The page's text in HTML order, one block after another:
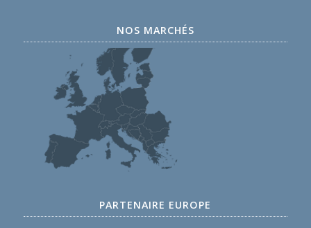
NOS MARCHÉS
PARTENAIRE EUROPE